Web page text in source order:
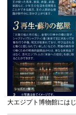
大エジプト博物館には